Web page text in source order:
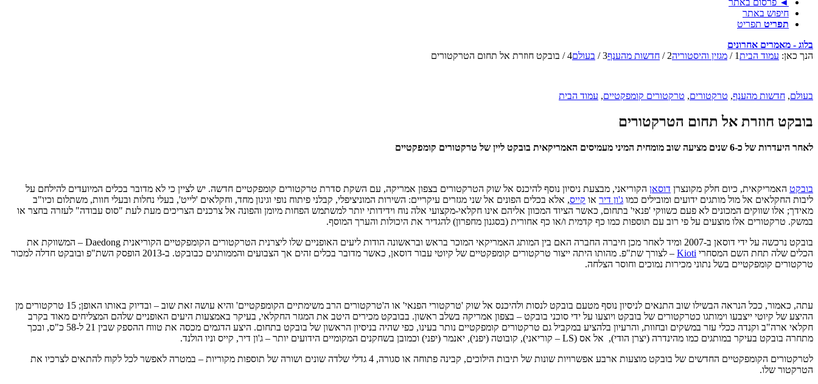
◄ פרסום באתר
חיפוש באתר
תפריט תפריט
בלוג - מאמרים אחרונים
הנך כאן: עמוד הבית1
/ מגזין והיסטוריה2
/ חדשות מהענף3
/ בעולם4
/ בובקט חוזרת אל תחום הטרקטורים
בעולם, חדשות מהענף, טרקטורים, טרקטורים קומפקטיים, עמוד הבית
בובקט חוזרת אל תחום הטרקטורים
לאחר היעדרות של כ-6 שנים מציעה שוב מומחית המיני מעמיסים האמריקאית בובקט ליין של טרקטורים קומפקטיים
בובקט האמריקאית, כיום חלק מקונצרן דוסאן הקוריאני, מבצעת ניסיון נוסף להיכנס אל שוק הטרקטורים בצפון אמריקה, עם השקת סדרת טרקטורים קומפקטיים חדשה. יש לציין כי לא מדובר בכלים המיועדים להילחם על
ליבות החקלאים אל מול מותגים ידועים ומובילים כמו ג'ון דיר או קייס, אלא בכלים הפונים אל שני מגזרים עיקריים: השירות המוניציפלי, קבלני פיתוח נופי וגינון מחד, וחקלאים 'לייט', בעלי נחלות ובעלי חוות, משתלום וכיו"ב
מאידך; אלו שווקים המכונים לא פעם כשווקי 'פנאי' בתחום, כאשר הציוד המכוון אליהם אינו חקלאי-מקצועי אלה נוח וידידותי יותר למשתמש הפחות מיומן והפונה אל צרכנים הצריכים מעת לעת "סוס עבודה" לעזרה בחצר או
במשק. טרקטורים אלו מוצעים על פי רוב עם תוספות כמו כף קדמית ו/או כף אחורית (בסגנון מחפרון) להגדיר את היכולות והערך המוסף.
בובקט נרכשה על ידי דוסאן ב-2007 ומיד לאחר מכן חיברה החברה האם בין המותג האמריקאי המוכר בראש ובראשונה הודות ליעים האופניים שלו ליצרנית הטרקטורים הקומפקטיים הקוריאנית Daedong – המשווקת את
הכלים שלה תחת השם המסחרי Kioti
– לצורך שת"פ. מהותו היתה ייצור טרקטורים קומפקטיים של קיוטי עבור דוסאן, כאשר מדובר בכלים זהים אך הצבועים והממותגים כבובקט. ב-2013 הופסק השת"פ ובובקט חדלה למכור
טרקטורים קומפקטיים בשל נתוני מכירות נמוכים וחוסר הצלחה.
עתה, כאמור, ככל הנראה הבשילו שוב התנאים לניסיון נוסף מטעם בובקט לנסות ולהיכנס אל שוק 'טרקטורי הפנאי' או ה'טרקטורים הרב משימתיים הקומפקטיים' והיא עושה זאת שוב – ובדיוק באותו האופן; 15 טרקטורים מן
ההיצע של קיוטי ייצבעו וימותגו כטרקטורים של בובקט ויוצעו על ידי סוכני בובקט – בצפון אמריקה בשלב ראשון. בבובקט מכירים היטב את המגזר החקלאי, בעיקר באמצעות היעים האופניים שלהם המצליחים מאוד בקרב
חקלאי ארה"ב וקנדה ככלי עזר במשקים ובחוות, והרעיון בלהציע במקביל גם טרקטורים קומפקטיים נותר בעינו, כפי שהיה בניסיון הראשון של בובקט בתחום. היצע הדגמים מכסה את טווח ההספק שבין 21 ל-58 כ"ס, ובכך
מתחרה בובקט בעיקר במותגים כמו מהינדרה (יצרן הודי), אל אס (LS – קוריאני), קובוטה (יפני), יאנמר (יפני) וכמובן בשחקנים המקומיים הידועים יותר – ג'ון דיר, קייס וניו הולנד.
לטרקטורים הקומפקטיים החדשים של בובקט מוצעות ארבע אפשרויות שונות של תיבות הילוכים, קבינה פתוחה או סגורה, 4 גדלי שלדה שונים ושורה של תוספות מקוריות – במטרה לאפשר לכל לקוח להתאים לצרכיו את
הטרקטור שלו.